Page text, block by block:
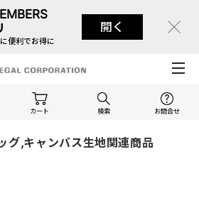
便利でお得に
開く
カート 検索 お問合せ
グ,キャンバス生地関連商品